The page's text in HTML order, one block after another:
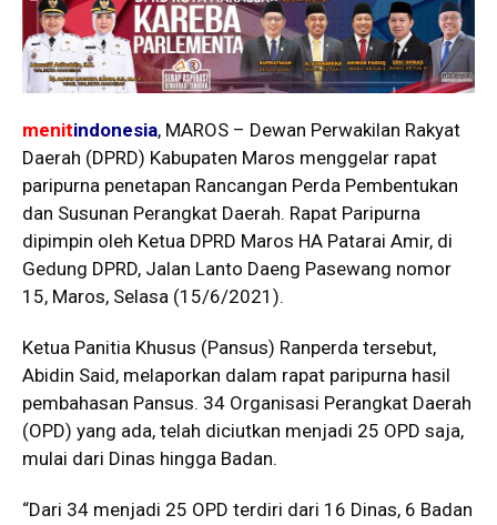
menitindonesia, MAROS – Dewan Perwakilan Rakyat
Daerah (DPRD) Kabupaten Maros menggelar rapat
paripurna penetapan Rancangan Perda Pembentukan
dan Susunan Perangkat Daerah. Rapat Paripurna
dipimpin oleh Ketua DPRD Maros HA Patarai Amir, di
Gedung DPRD, Jalan Lanto Daeng Pasewang nomor
15, Maros, Selasa (15/6/2021).
Ketua Panitia Khusus (Pansus) Ranperda tersebut,
Abidin Said, melaporkan dalam rapat paripurna hasil
pembahasan Pansus. 34 Organisasi Perangkat Daerah
(OPD) yang ada, telah diciutkan menjadi 25 OPD saja,
mulai dari Dinas hingga Badan.
“Dari 34 menjadi 25 OPD terdiri dari 16 Dinas, 6 Badan